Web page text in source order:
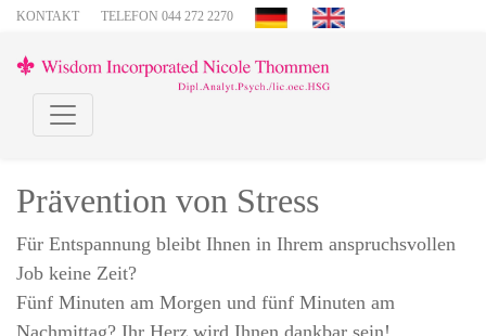
KONTAKT TELEFON 044 272 2270
Prävention von Stress
Für Entspannung bleibt Ihnen in Ihrem anspruchsvollen
Job keine Zeit?
Fünf Minuten am Morgen und fünf Minuten am
Nachmittag? Ihr Herz wird Ihnen dankbar sein!